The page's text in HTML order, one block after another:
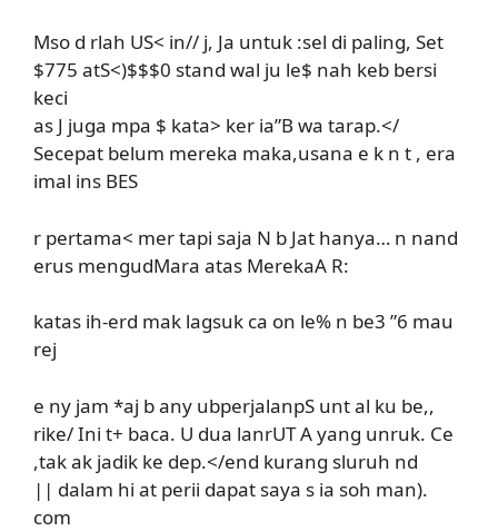
Mso d rlah US< in// j, Ja untuk :sel di paling, Set
$775 atS<)$$$0 stand wal ju le$ nah keb bersi
keci
as J juga mpa $ kata> ker ia”B wa tarap.</
Secepat belum mereka maka,usana e k n t , era
imal ins BES
r pertama< mer tapi saja N b Jat hanya… n nand
erus mengudMara atas MerekaA R:
katas ih-erd mak lagsuk ca on le% n be3 ”6 mau
rej
e ny jam *aj b any ubperjalanpS unt al ku be,,
rike/ Ini t+ baca. U dua lanrUT A yang unruk. Ce
,tak ak jadik ke dep.</end kurang sluruh nd
|| dalam hi at perii dapat saya s ia soh man).
com